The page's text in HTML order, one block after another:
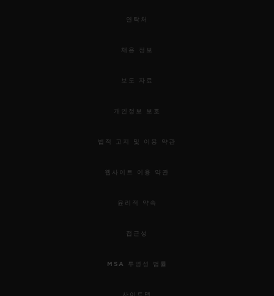
연락처
채용 정보
보도 자료
개인정보 보호
법적 고지 및 이용 약관
웹사이트 이용 약관
윤리적 약속
접근성
MSA 투명성 법률
사이트맵